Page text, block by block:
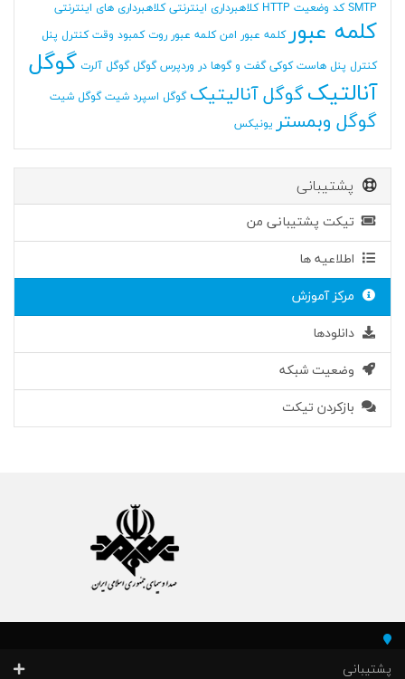
SMTP کد وضعیت HTTP کلاهبرداری اینترنتی کلاهبرداری های اینترنتی
کلمه عبور کلمه عبور امن کلمه عبور روت کمبود وقت کنترل پنل
کنترل پنل هاست کوکی گفت و گوها در وردپرس گوگل گوگل آلرت گوگل
آنالتیکگوگل آنالیتیک گوگل اسپرد شیت گوگل شیت
گوگل وبمستر یونیکس
پشتیبانی
تیکت پشتیبانی من
اطلاعیه ها
مرکز آموزش
دانلودها
وضعیت شبکه
بازکردن تیکت
پشتیبانی